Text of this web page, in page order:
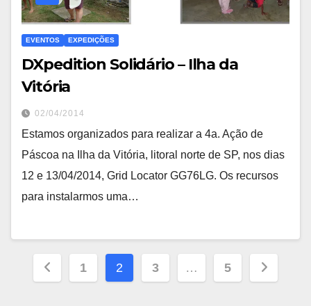
EVENTOS EXPEDIÇÕES
DXpedition Solidário – Ilha da
Vitória
02/04/2014
Estamos organizados para realizar a 4a. Ação de
Páscoa na Ilha da Vitória, litoral norte de SP, nos dias
12 e 13/04/2014, Grid Locator GG76LG. Os recursos
para instalarmos uma…
Paginação
1 2 3 … 5